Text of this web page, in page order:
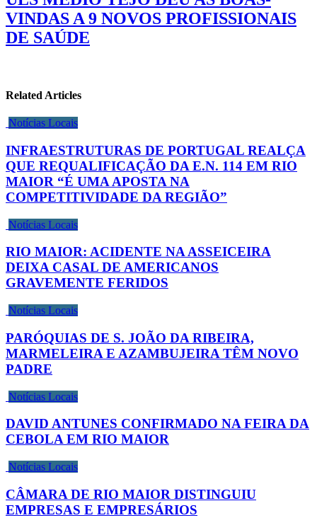
VINDAS A 9 NOVOS PROFISSIONAIS
DE SAÚDE
Related Articles
Notícias Locais
INFRAESTRUTURAS DE PORTUGAL REALÇA
QUE REQUALIFICAÇÃO DA E.N. 114 EM RIO
MAIOR “É UMA APOSTA NA
COMPETITIVIDADE DA REGIÃO”
Notícias Locais
RIO MAIOR: ACIDENTE NA ASSEICEIRA
DEIXA CASAL DE AMERICANOS
GRAVEMENTE FERIDOS
Notícias Locais
PARÓQUIAS DE S. JOÃO DA RIBEIRA,
MARMELEIRA E AZAMBUJEIRA TÊM NOVO
PADRE
Notícias Locais
DAVID ANTUNES CONFIRMADO NA FEIRA DA
CEBOLA EM RIO MAIOR
Notícias Locais
CÂMARA DE RIO MAIOR DISTINGUIU
EMPRESAS E EMPRESÁRIOS